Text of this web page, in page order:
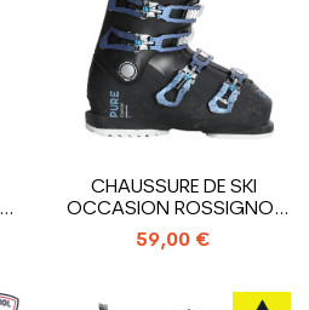
CHAUSSURE DE SKI
OCCASION ROSSIGNOL
PURE COMFORT
59,00 €